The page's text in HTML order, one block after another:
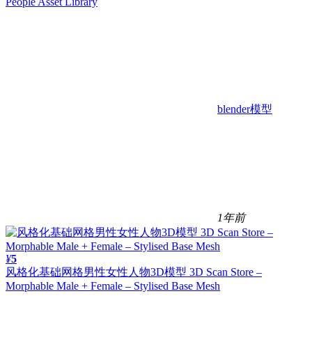
blender模型
1年前
¥5
风格化基础网格男性女性人物3D模型 3D Scan Store –
Morphable Male + Female – Stylised Base Mesh